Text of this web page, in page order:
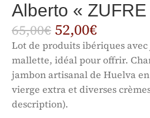
Alberto « ZUFRE
65,00€ 52,00€
Lot de produits ibériques
mallette, idéal pour offrir.
jambon artisanal de Huelva
vierge extra et diverses
description).